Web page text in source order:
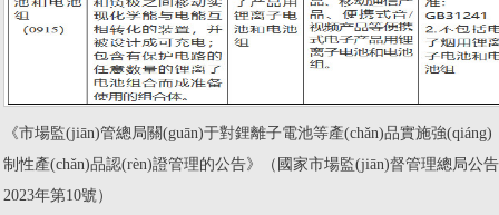
《市場監(jiān)管總局關(guān)于對鋰離子電池等產(chǎn)品實施強(qiáng)
制性產(chǎn)品認(rèn)證管理的公告》（國家市場監(jiān)督管理總局公告
2023年第10號）